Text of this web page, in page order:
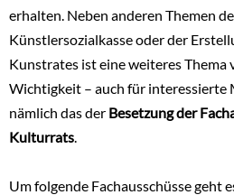
erhalten. Neben anderen Themen
Künstlersozialkasse oder der
Kunstrates ist eine weiteres Thema
Wichtigkeit – auch für interessierte
nämlich das der Besetzung der
Kulturrats
Um folgende Fachausschüsse geht